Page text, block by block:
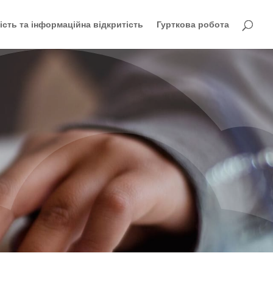
та інформаційна відкритість Гурткова робота